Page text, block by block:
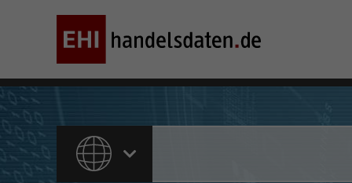
ALLE INHALTE